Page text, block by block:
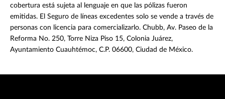
cobertura está sujeta al lenguaje en que las pólizas fueron
emitidas. El Seguro de líneas excedentes solo se vende a través de
personas con licencia para comercializarlo. Chubb, Av. Paseo de la
Reforma No. 250, Torre Niza Piso 15, Colonia Juárez,
Ayuntamiento Cuauhtémoc, C.P. 06600, Ciudad de México.